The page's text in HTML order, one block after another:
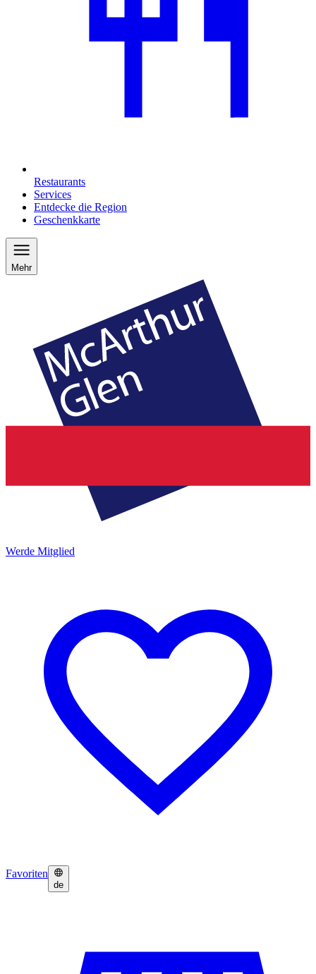
Restaurants
Services
Entdecke die Region
Geschenkkarte
Mehr
Werde Mitglied
Favoriten
de